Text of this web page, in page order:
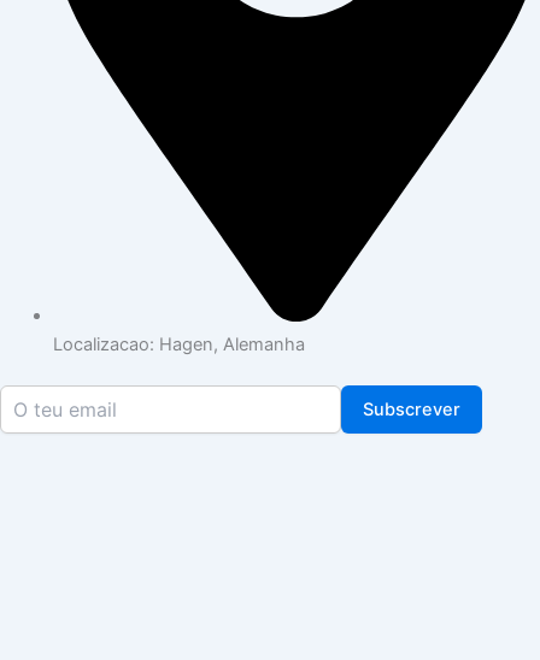
Localizacao: Hagen, Alemanha
Subscrever